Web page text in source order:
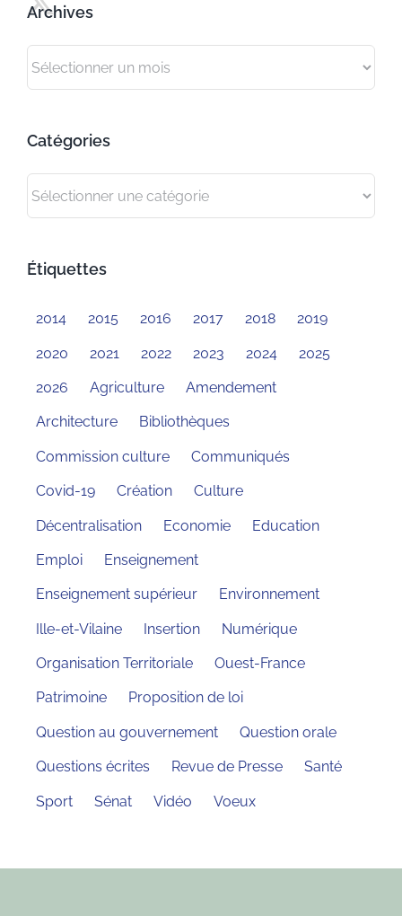
Archives
Archives
Catégories
Catégories
Étiquettes
2014 2015 2016 2017 2018 2019
2020 2021 2022 2023 2024 2025
2026 Agriculture Amendement
Architecture Bibliothèques
Commission culture Communiqués
Covid-19 Création Culture
Décentralisation Economie Education
Emploi Enseignement
Enseignement supérieur Environnement
Ille-et-Vilaine Insertion Numérique
Organisation Territoriale Ouest-France
Patrimoine Proposition de loi
Question au gouvernement Question orale
Questions écrites Revue de Presse Santé
Sport Sénat Vidéo Voeux